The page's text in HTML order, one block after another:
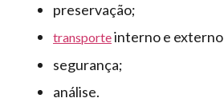
preservação;
transporteinterno e externo
segurança;
análise.